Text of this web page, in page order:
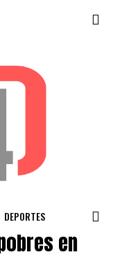
DEPORTES
en